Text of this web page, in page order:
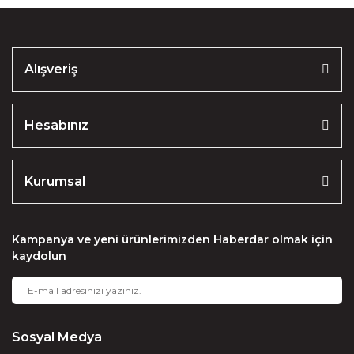
Alışveriş
Hesabınız
Kurumsal
Kampanya ve yeni ürünlerimizden Haberdar olmak için
kaydolun
Sosyal Medya